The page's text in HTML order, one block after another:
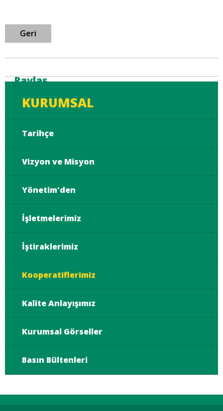
Geri
Paylaş
KURUMSAL
Tarihçe
Vizyon ve Misyon
Yönetim'den
İşletmelerimiz
İştiraklerimiz
Kooperatiflerimiz
Kalite Anlayışımız
Kurumsal Görseller
Basın Bültenleri